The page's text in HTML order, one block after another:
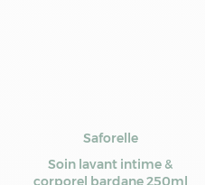
Saforelle
Soin lavant intime &